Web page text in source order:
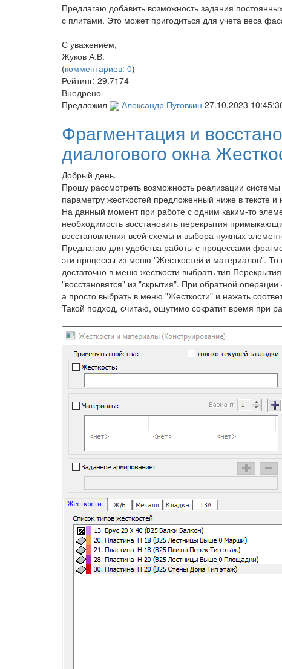
Предлагаю добавить возможность задания
с плитами. Это может пригодиться для учета веса
С уважением,
Жуков А.В.
(комментариев: 0)
Рейтинг: 29.7174
Внедрено
Предложил
Александр Пуговкин 27.10.2023
Фрагментация и
диалогового окна
Добрый день.
Прошу рассмотреть возможность реализации
параметру жесткостей предложенный ниже в тексте и
На данный момент при работе с одним каким-то
необходимость восстановить перекрытия
восстановления всей схемы и выбора нужных
Предлагаю для удобства работы с процессами
эти процессы из меню "Жесткостей и материалов".
достаточно в меню жесткости выбрать тип
"восстановятся" из "скрытия". При обратной
а просто выбрать в меню "Жесткости" и нажать
Такой подход, считаю, ощутимо сократит время при